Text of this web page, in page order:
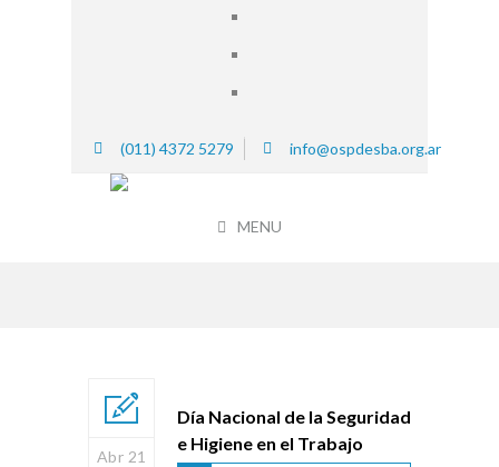
(011) 4372 5279 info@ospdesba.org.ar
MENU
Abr 21
Día Nacional de la Seguridad
e Higiene en el Trabajo